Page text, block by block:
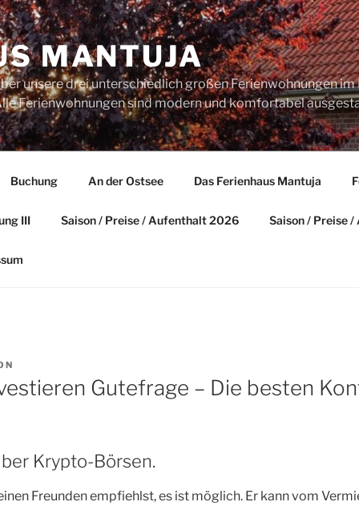
MANTUJA
unsere drei unterschiedlich großen Ferienwohnungen im
Ferienwohnungen sind modern und komfortabel
Buchung An der Ostsee Das Ferienhaus Mantuja
III Saison / Preise / Aufenthalt 2026 Saison / Preise
Gutefrage – Die besten
Krypto-Börsen.
Freunden empfiehlst, es ist möglich. Er kann vom